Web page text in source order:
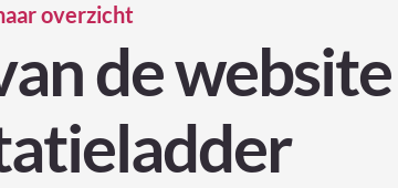
overzicht
de website